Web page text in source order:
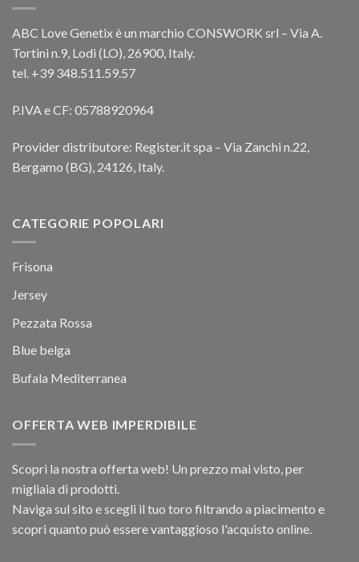
ABC Love Genetix è un marchio CONSWORK srl – Via A.
Tortini n.9, Lodi (LO), 26900, Italy.
tel. +39 348.511.59.57
P.IVA e CF: 05788920964
Provider distributore: Register.it spa – Via Zanchi n.22,
Bergamo (BG), 24126, Italy.
CATEGORIE POPOLARI
Frisona
Jersey
Pezzata Rossa
Blue belga
Bufala Mediterranea
OFFERTA WEB IMPERDIBILE
Scopri la nostra offerta web! Un prezzo mai visto, per
migliaia di prodotti.
Naviga sul sito e scegli il tuo toro filtrando a piacimento e
scopri quanto può essere vantaggioso l'acquisto online.